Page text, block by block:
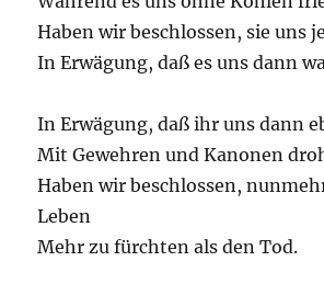
Haben wir beschlossen, sie uns
In Erwägung, daß es uns dann
In Erwägung, daß ihr uns dann
Mit Gewehren und Kanonen
Haben wir beschlossen,
Leben
Mehr zu fürchten als den Tod.